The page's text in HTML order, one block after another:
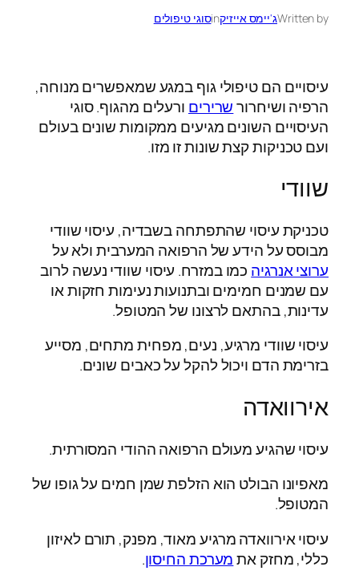
Written byג'יימס אייזיקinסוגי טיפולים
עיסויים הם טיפולי גוף במגע שמאפשרים מנוחה,
הרפיה ושיחרורשרירים ורעלים מהגוף. סוגי
העיסויים השונים מגיעים ממקומות שונים בעולם
ועם טכניקות קצת שונות זו מזו.
שוודי
טכניקת עיסוי שהתפתחה בשבדיה, עיסוי שוודי
מבוסס על הידע של הרפואה המערבית ולא על
ערוצי אנרגיה כמו במזרח. עיסוי שוודי נעשה לרוב
עם שמנים חמימים ובתנועות נעימות חזקות או
עדינות, בהתאם לרצונו של המטופל.
עיסוי שוודי מרגיע, נעים, מפחית מתחים, מסייע
בזרימת הדם ויכול להקל על כאבים שונים.
אירוואדה
עיסוי שהגיע מעולם הרפואה ההודי המסורתית.
מאפיונו הבולט הוא הזלפת שמן חמים על גופו של
המטופל.
עיסוי אירוואדה מרגיע מאוד, מפנק, תורם לאיזון
כללי, מחזק אתמערכת החיסון.